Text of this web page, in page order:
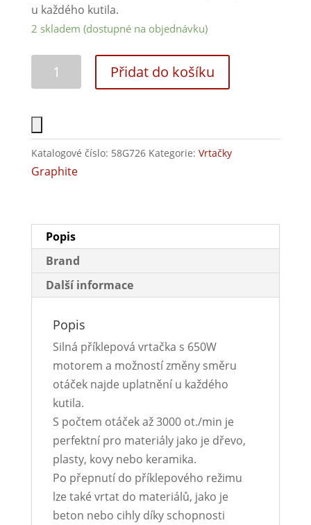
u každého kutila.
2 skladem (dostupné na objednávku)
Přidat do košíku
Katalogové číslo: 58G726 Kategorie: Vrtačky
Graphite
Popis
Brand
Další informace
Popis
Silná příklepová vrtačka s 650W
motorem a možností změny směru
otáček najde uplatnění u každého
kutila.
S počtem otáček až 3000 ot./min je
perfektní pro materiály jako je dřevo,
plasty, kovy nebo keramika.
Po přepnutí do příklepového režimu
lze také vrtat do materiálů, jako je
beton nebo cihly díky schopnosti